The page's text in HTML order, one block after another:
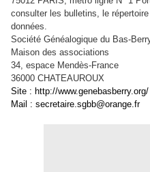
consulter les bulletins, le
données.
Société Généalogique du Bas-
Maison des associations
34, espace Mendès-France
36000 CHATEAUROUX
Site : http://www.genebasberry.org/
Mail : secretaire.sgbb@orange.fr